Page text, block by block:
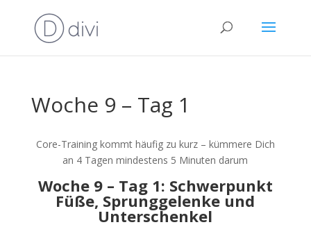
Woche 9 – Tag 1
Core-Training kommt häufig zu kurz – kümmere Dich
an 4 Tagen mindestens 5 Minuten darum
Woche 9 – Tag 1: Schwerpunkt
Füße, Sprunggelenke und
Unterschenkel